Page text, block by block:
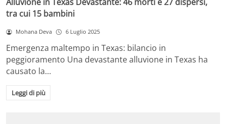
tra cui 15 bambini
Mohana Deva 6 Luglio 2025
Emergenza maltempo in Texas: bilancio in
peggioramento Una devastante alluvione in Texas ha
causato la…
Leggi di più